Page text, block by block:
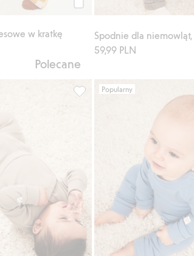
w kratkę
59,99 PLN
Polecane
dla niemowląt, Dodaj do listy ulubione
Prążkowane body z
Popularny